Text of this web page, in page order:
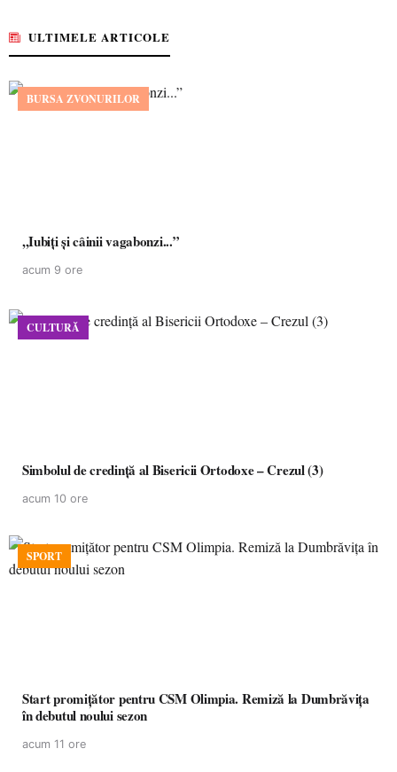
ULTIMELE ARTICOLE
BURSA ZVONURILOR
,,Iubiți și câinii vagabonzi...”
acum 9 ore
CULTURĂ
Simbolul de credinţă al Bisericii Ortodoxe – Crezul (3)
acum 10 ore
SPORT
Start promițător pentru CSM Olimpia. Remiză la Dumbrăvița
în debutul noului sezon
acum 11 ore